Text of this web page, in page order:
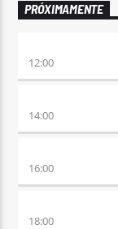
PRÓXIMAMENTE
12:00
14:00
16:00
18:00